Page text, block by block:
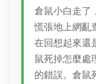
倉鼠小白走了
慌張地上網亂
在回想起來還
鼠死掉怎麼處
的錯誤。倉鼠